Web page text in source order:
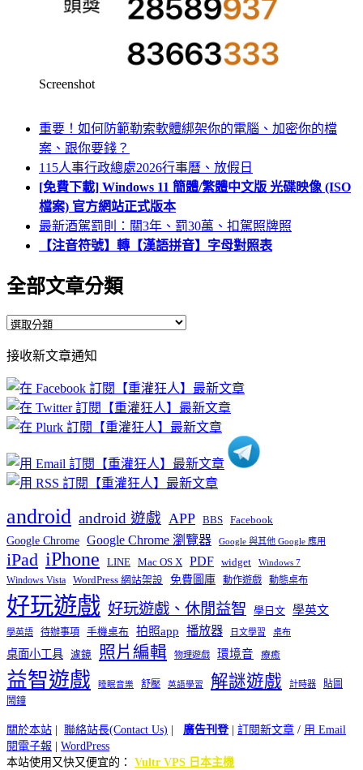
Screenshot
重要！如何防範勒索軟體綁架你的電腦、加密你的檔
案、跟你要錢？
115人事行政總處2026行事曆、放假日
[免費下載] Windows 11 簡體/繁體中文版 光碟映像 (ISO
檔案) 官方網站正式版本
最新酒駕罰則：關3年、罰30萬、扣駕照牌照
【注音符號】轉【漢語拼音】字母對照表
全部文章分類
全
文
章
分
類
接收新文章通知
android android 遊戲 APP BBS Facebook
Google Chrome Google Chrome 瀏覽器 Google 與其他 Google 應用
iPad iPhone LINE Mac OS X PDF widget Windows 7
Windows Vista WordPress 網站架設 免費圖庫 動作遊戲 動態桌布
好玩遊戲 好玩遊戲、休閒益智 學日文 學英文
學英語 待辦事項 手機桌布 拍照app 播放器 日文學習 桌布
桌面小工具 濾鏡 照片編輯 物理遊戲 環境音 療癒
益智遊戲 睡眠音樂 舒壓 英語學習 解謎遊戲 計時器
貼圖
鬧鐘
關於本站 | 聯絡站長(Contact Us) | 廣告刊登| 訂閱新文章 / 用 Email
閱電子報 | WordPress
本站使用又快又便宜的： Vultr VPS 日本主機